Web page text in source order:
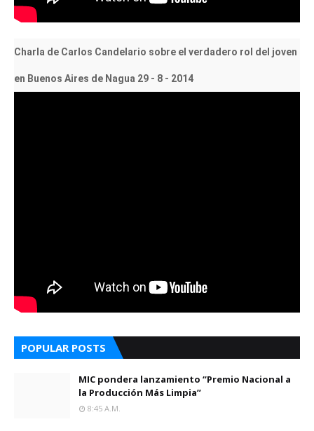
Charla de Carlos Candelario sobre el verdadero rol del joven
en Buenos Aires de Nagua 29 - 8 - 2014
POPULAR POSTS
MIC pondera lanzamiento “Premio Nacional a
la Producción Más Limpia”
8:45 A.m.